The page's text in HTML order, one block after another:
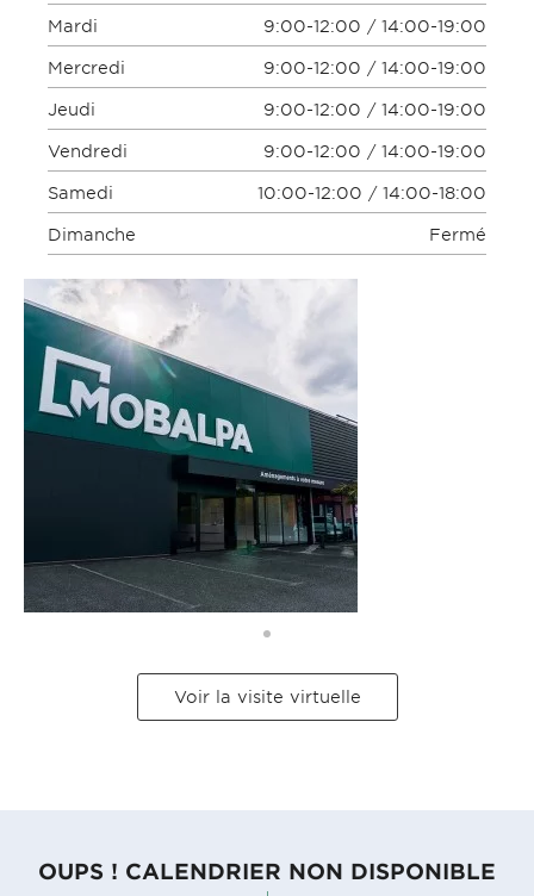
Mardi 9:00-12:00 / 14:00-19:00
Mercredi 9:00-12:00 / 14:00-19:00
Jeudi 9:00-12:00 / 14:00-19:00
Vendredi 9:00-12:00 / 14:00-19:00
Samedi 10:00-12:00 / 14:00-18:00
Dimanche Fermé
Voir la visite virtuelle
OUPS ! CALENDRIER NON DISPONIBLE